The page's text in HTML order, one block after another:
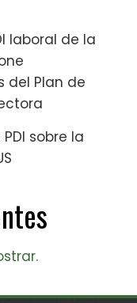
laboral de la
del Plan de
sobre la